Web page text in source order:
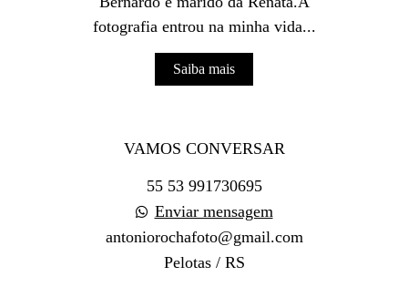
fotografia entrou na minha vida...
Saiba mais
VAMOS CONVERSAR
55 53 991730695
Enviar mensagem
antoniorochafoto@gmail.com
Pelotas / RS